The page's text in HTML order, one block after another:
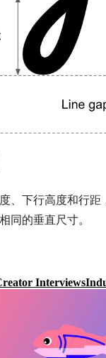
、下行高度和行
同的垂直尺寸。